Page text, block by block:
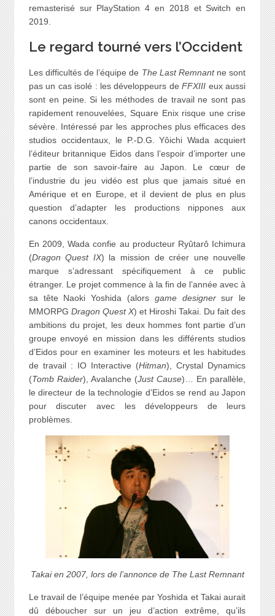
remasterisé sur PlayStation 4 en 2018 et Switch en
2019.
Le regard tourné vers l’Occident
Les difficultés de l’équipe de The Last Remnantne sont
pas un cas isolé : les développeurs deFFXIII eux aussi
sont en peine. Si les méthodes de travail ne sont pas
rapidement renouvelées, Square Enix risque une crise
sévère. Intéressé par les approches plus efficaces des
studios occidentaux, le P.-D.G. Yôichi Wada acquiert
l’éditeur britannique Eidos dans l’espoir d’importer une
partie de son savoir-faire au Japon. Le cœur de
l’industrie du jeu vidéo est plus que jamais situé en
Amérique et en Europe, et il devient de plus en plus
question d’adapter les productions nippones aux
canons occidentaux.
En 2009, Wada confie au producteur Ryûtarô Ichimura
(Dragon Quest IX) la mission de créer une nouvelle
marque s’adressant spécifiquement à ce public
étranger. Le projet commence à la fin de l’année avec à
sa tête Naoki Yoshida (alors game designersur le
MMORPG Dragon Quest X) et Hiroshi Takai. Du fait des
ambitions du projet, les deux hommes font partie d’un
groupe envoyé en mission dans les différents studios
d’Eidos pour en examiner les moteurs et les habitudes
de travail : IO Interactive (Hitman), Crystal Dynamics
(Tomb Raider), Avalanche (Just Cause)… En parallèle,
le directeur de la technologie d’Eidos se rend au Japon
pour discuter avec les développeurs de leurs
problèmes.
Takai en 2007, lors de l’annonce de The Last Remnant
Le travail de l’équipe menée par Yoshida et Takai aurait
dû déboucher sur un jeu d’action extrême, qu’ils